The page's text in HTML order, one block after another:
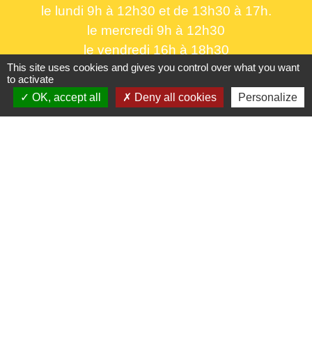
le lundi 9h à 12h30 et de 13h30 à 17h.
le mercredi 9h à 12h30
le vendredi 16h à 18h30
This site uses cookies and gives you control over what you want
to activate
OK, accept all
Deny all cookies Personalize